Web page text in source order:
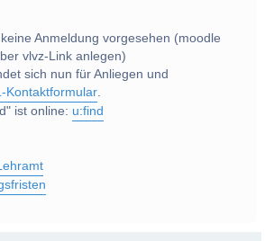
Anmeldung vorgesehen (moodle
vlvz-Link anlegen)
sich nun für Anliegen und
Kontaktformular.
ist online: u:find